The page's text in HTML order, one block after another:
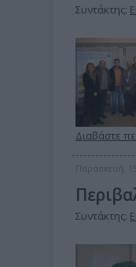
Συντάκτης:
Διαβάστε
Παρασκευή,
Συντάκτης: